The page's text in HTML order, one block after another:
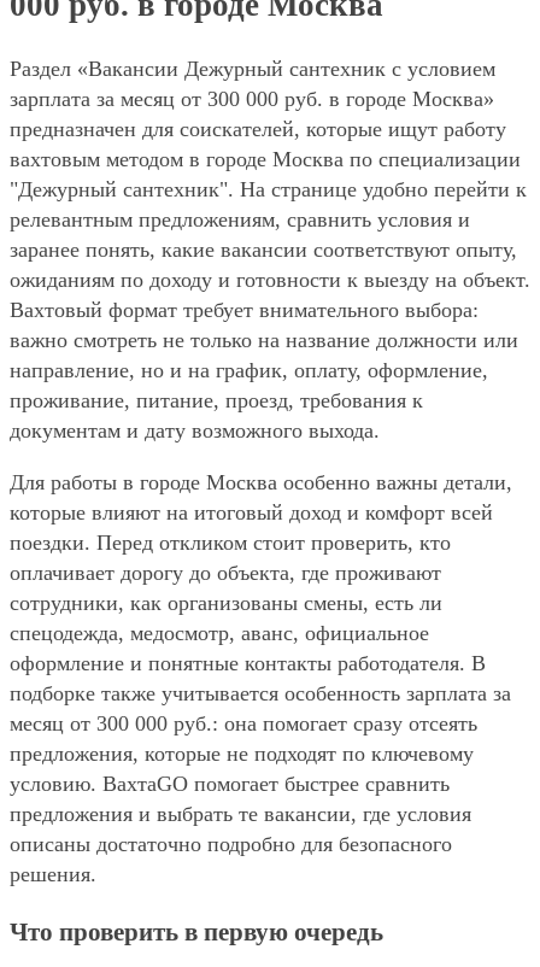
Раздел «Вакансии Дежурный сантехник с условием
зарплата за месяц от 300 000 руб. в городе Москва»
предназначен для соискателей, которые ищут работу
вахтовым методом в городе Москва по специализации
"Дежурный сантехник". На странице удобно перейти к
релевантным предложениям, сравнить условия и
заранее понять, какие вакансии соответствуют опыту,
ожиданиям по доходу и готовности к выезду на объект.
Вахтовый формат требует внимательного выбора:
важно смотреть не только на название должности или
направление, но и на график, оплату, оформление,
проживание, питание, проезд, требования к
документам и дату возможного выхода.
Для работы в городе Москва особенно важны детали,
которые влияют на итоговый доход и комфорт всей
поездки. Перед откликом стоит проверить, кто
оплачивает дорогу до объекта, где проживают
сотрудники, как организованы смены, есть ли
спецодежда, медосмотр, аванс, официальное
оформление и понятные контакты работодателя. В
подборке также учитывается особенность зарплата за
месяц от 300 000 руб.: она помогает сразу отсеять
предложения, которые не подходят по ключевому
условию. ВахтаGO помогает быстрее сравнить
предложения и выбрать те вакансии, где условия
описаны достаточно подробно для безопасного
решения.
Что проверить в первую очередь